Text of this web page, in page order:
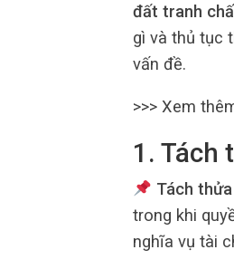
đất tranh
gì và thủ tục
vấn đề.
>>> Xem
1. Tách
Tách
trong khi
nghĩa vụ tài